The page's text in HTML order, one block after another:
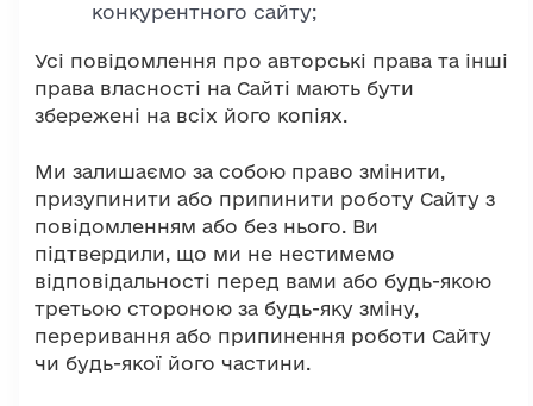
конкурентного сайту;
Усі повідомлення про авторські права та інші
права власності на Сайті мають бути
збережені на всіх його копіях.
Ми залишаємо за собою право змінити,
призупинити або припинити роботу Сайту з
повідомленням або без нього. Ви
підтвердили, що ми не нестимемо
відповідальності перед вами або будь-якою
третьою стороною за будь-яку зміну,
переривання або припинення роботи Сайту
чи будь-якої його частини.